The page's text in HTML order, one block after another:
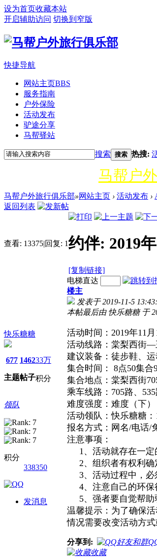
设为首页收藏本站
开启辅助访问 切换到窄版
快捷导航
网站主页BBS
服务指南
户外保险
活动发布
驴途分享
马帮驿站
搜索 搜索 热搜:
马帮户
马帮户外旅行俱乐部»网站主页 › 活动发布 ›
返回列表
查看: 13375|回复: 1约伴: 2019
[复制链接]
快乐糖糖
677
主题
1462
帖子
33万
积分
领队
积分
338350
发消息
电梯直达
楼主
发表于 2019-11-5
本帖最后由 快乐糖糖 于
活动时间：2019年11月
活动线路：棠梨西街—
建议装备：徒步鞋、
集合时间： 8点50集合
集合地点：棠梨西街
乘车线路：705路、
难度强度：难度（下）
活动领队：快乐糖糖：
报名方式：网名/电话/
注意事项：
1、活动就存在一定
2、组织者有权利确
3、活动过程中，必
4、注意自己的环保
5、强者要自觉帮助
温馨提示：为了确保
情况需要改变活动方
分享到:
收藏